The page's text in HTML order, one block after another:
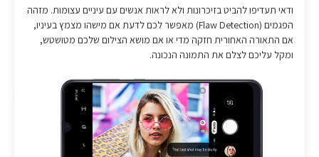
ודאי תעדיפו להביט בזיכרונות ולא לראות אנשים עם עיניים עצומות. מזהה
הפגמים (Flaw Detection) מאפשר לכם לדעת אם מישהו מצמץ בעיניו,
אם התאורה האחורית חזקה מדי או אם מושא הצילום שלכם מטושטש,
ומקל עליכם לצלם את התמונה הנכונה.